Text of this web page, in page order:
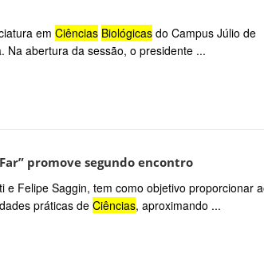
em Ciências Biológicasdo Campus Júlio de
Na abertura da sessão, o presidente ...
promove segundo encontro
Felipe Saggin, tem como objetivo proporcionar
práticas de Ciências, aproximando ...